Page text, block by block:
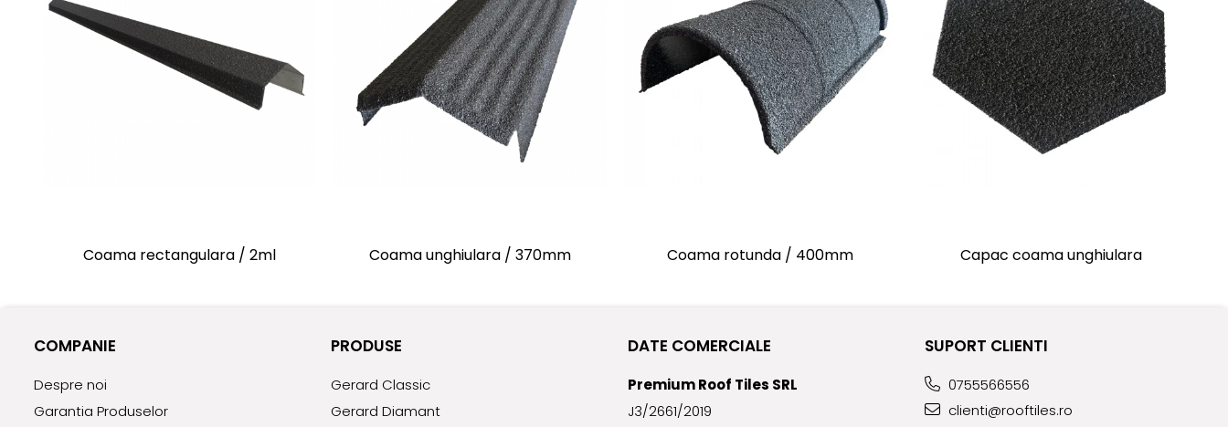
Coama rectangulara / 2ml Coama unghiulara / 370mm Coama rotunda / 400mm Capac coama unghiulara
COMPANIE
Despre noi
Garantia Produselor
PRODUSE
Gerard Classic
Gerard Diamant
DATE COMERCIALE
Premium Roof Tiles SRL
J3/2661/2019
SUPORT CLIENTI
0755566556
clienti@rooftiles.ro